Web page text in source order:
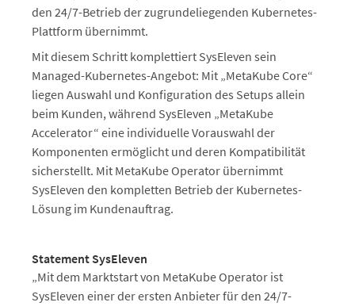
den 24/7-Betrieb der zugrundeliegenden Kubernetes-
Plattform übernimmt.
Mit diesem Schritt komplettiert SysEleven sein
Managed-Kubernetes-Angebot: Mit „MetaKube Core“
liegen Auswahl und Konfiguration des Setups allein
beim Kunden, während SysEleven „MetaKube
Accelerator“ eine individuelle Vorauswahl der
Komponenten ermöglicht und deren Kompatibilität
sicherstellt. Mit MetaKube Operator übernimmt
SysEleven den kompletten Betrieb der Kubernetes-
Lösung im Kundenauftrag.
Statement SysEleven
„Mit dem Marktstart von MetaKube Operator ist
SysEleven einer der ersten Anbieter für den 24/7-